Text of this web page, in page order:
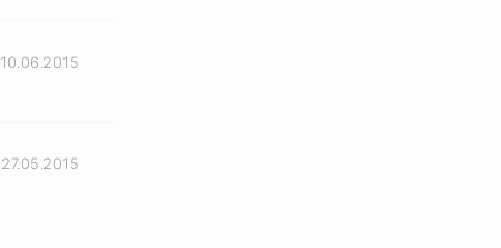
10.06.2015
27.05.2015